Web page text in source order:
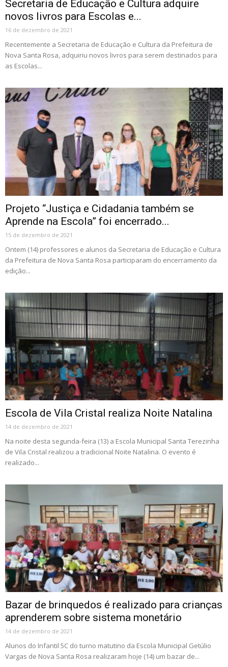
Secretaria de Educação e Cultura adquire
novos livros para Escolas e...
16 de dezembro de 2021
Recentemente a Secretaria de Educação e Cultura da Prefeitura de
Nova Santa Rosa, adquiriu novos livros para serem destinados para
as Escolas...
Projeto “Justiça e Cidadania também se
Aprende na Escola” foi encerrado...
15 de dezembro de 2021
Ontem (14) professores e alunos da Secretaria de Educação e Cultura
da Prefeitura de Nova Santa Rosa participaram do encerramento da
edição...
Escola de Vila Cristal realiza Noite Natalina
14 de dezembro de 2021
Na noite desta segunda-feira (13) a Escola Municipal Santa Terezinha
de Vila Cristal realizou a tradicional Noite Natalina. O evento é
realizado...
Bazar de brinquedos é realizado para crianças
aprenderem sobre sistema monetário
14 de dezembro de 2021
Alunos do Infantil 5C do turno matutino da Escola Municipal Getúlio
Vargas de Nova Santa Rosa realizaram hoje (14) um bazar de...